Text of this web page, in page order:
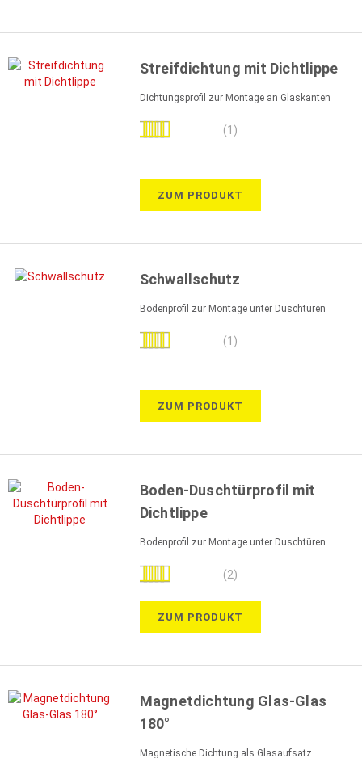
Streifdichtung mit Dichtlippe
Dichtungsprofil zur Montage an Glaskanten
Bewertung: (1)
ZUM PRODUKT
Schwallschutz
Bodenprofil zur Montage unter Duschtüren
Bewertung: (1)
ZUM PRODUKT
Boden-Duschtürprofil mit
Dichtlippe
Bodenprofil zur Montage unter Duschtüren
Bewertung: (2)
ZUM PRODUKT
Magnetdichtung Glas-Glas
180°
Magnetische Dichtung als Glasaufsatz